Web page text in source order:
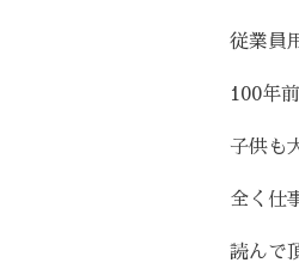
従業員
100年
子供も
全く仕
読んで